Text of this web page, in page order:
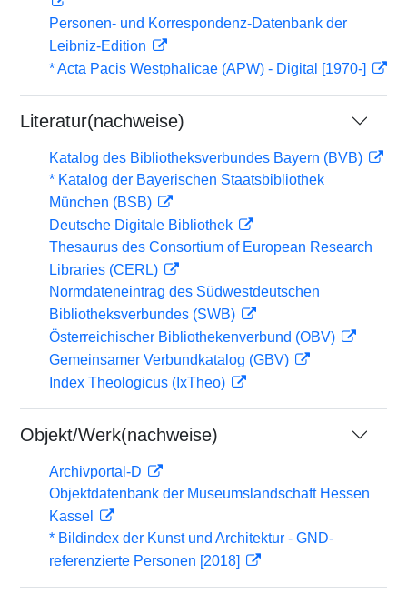
Personen- und Korrespondenz-Datenbank der
Leibniz-Edition
* Acta Pacis Westphalicae (APW) - Digital [1970-]
Literatur(nachweise)
Katalog des Bibliotheksverbundes Bayern (BVB)
* Katalog der Bayerischen Staatsbibliothek
München (BSB)
Deutsche Digitale Bibliothek
Thesaurus des Consortium of European Research
Libraries (CERL)
Normdateneintrag des Südwestdeutschen
Bibliotheksverbundes (SWB)
Österreichischer Bibliothekenverbund (OBV)
Gemeinsamer Verbundkatalog (GBV)
Index Theologicus (IxTheo)
Objekt/Werk(nachweise)
Archivportal-D
Objektdatenbank der Museumslandschaft Hessen
Kassel
* Bildindex der Kunst und Architektur - GND-
referenzierte Personen [2018]